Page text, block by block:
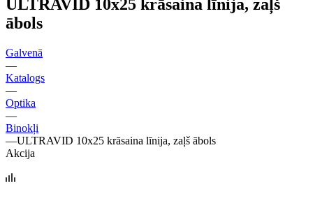
ULTRAVID 10x25 krāsaina līnija, zaļš
ābols
Galvenā
—
Katalogs
—
Optika
—
Binokļi
—ULTRAVID 10x25 krāsaina līnija, zaļš ābols
Akcija